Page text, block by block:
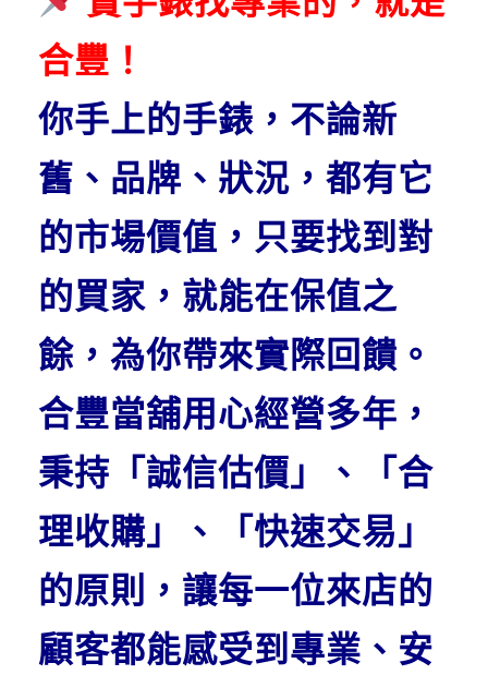
合豐！
你手上的手錶，不論新
舊、品牌、狀況，都有它
的市場價值，只要找到對
的買家，就能在保值之
餘，為你帶來實際回饋。
合豐當舖用心經營多年，
秉持「誠信估價」、「合
理收購」、「快速交易」
的原則，讓每一位來店的
顧客都能感受到專業、安